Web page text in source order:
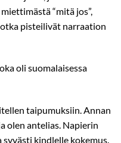
“mitä jos”,
jotka pisteilivät narraation
oli suomalaisessa
taipumuksiin. Annan
olen antelias. Napierin
syvästi kindlelle kokemus.